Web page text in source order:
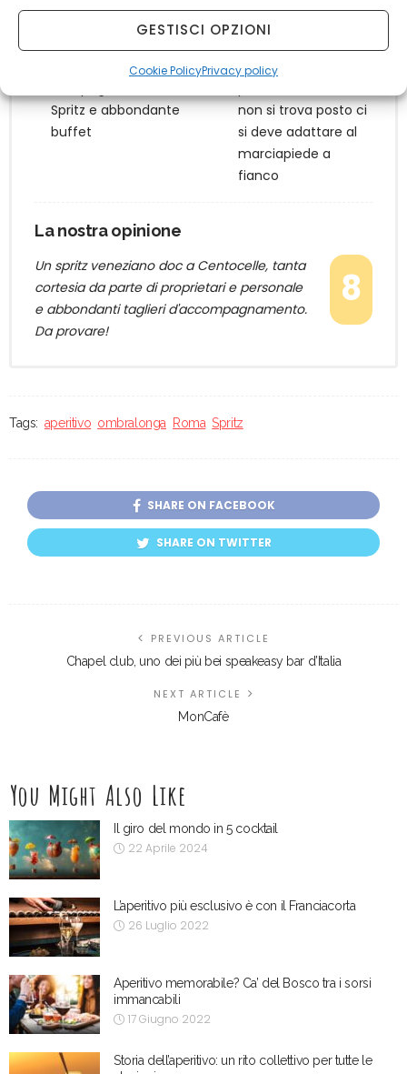
GESTISCI OPZIONI
Cookie PolicyPrivacy policy
I Pro
un aperitivo in
Spritz e abbondante
buffet
I Contro
è possibile
non si trova posto ci
si deve adattare al
marciapiede a
fianco
La nostra opinione
8
Un spritz veneziano doc a Centocelle, tanta
cortesia da parte di proprietari e personale
e abbondanti taglieri d'accompagnamento.
Da provare!
Tags: aperitivo ombralonga Roma Spritz
SHARE ON FACEBOOK
SHARE ON TWITTER
PREVIOUS ARTICLE
Chapel club, uno dei più bei speakeasy bar d’Italia
NEXT ARTICLE
MonCafè
You Might Also Like
Il giro del mondo in 5 cocktail
22 Aprile 2024
L’aperitivo più esclusivo è con il Franciacorta
26 Luglio 2022
Aperitivo memorabile? Ca’ del Bosco tra i sorsi
immancabili
17 Giugno 2022
Storia dell’aperitivo: un rito collettivo per tutte le